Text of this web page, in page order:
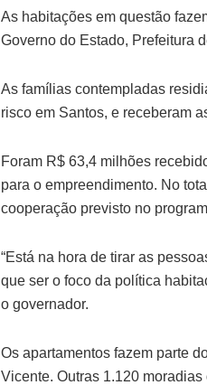
As habitações em questão
Governo do Estado, Prefeitura
As famílias contempladas
risco em Santos, e receberam
Foram R$ 63,4 milhões
para o empreendimento. No
cooperação previsto no
“Está na hora de tirar as
que ser o foco da política
o governador.
Os apartamentos fazem parte
Vicente. Outras 1.120